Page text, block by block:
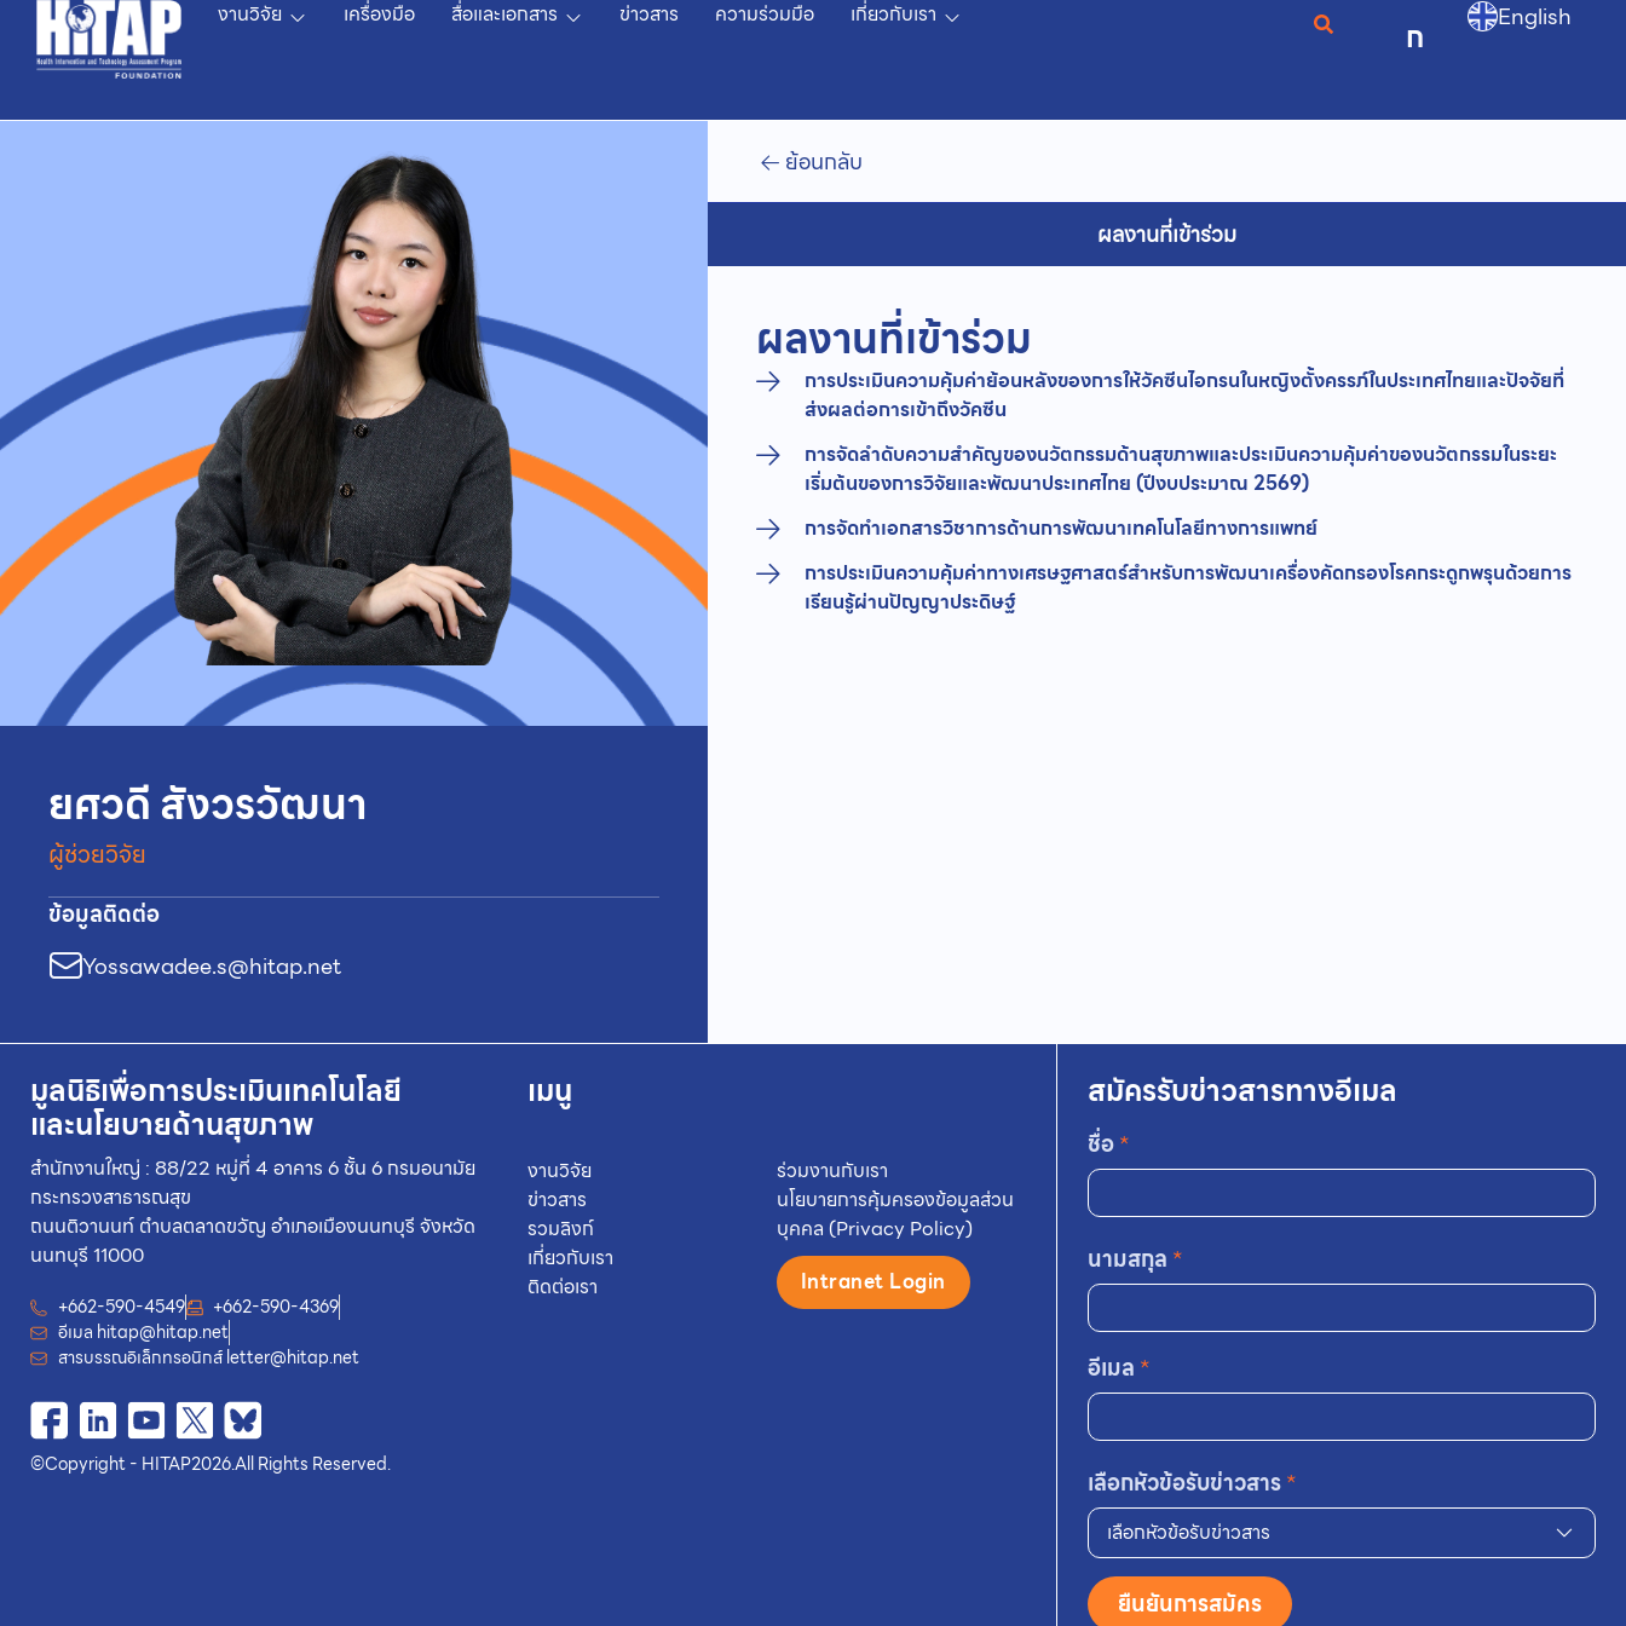
งานวิจัย เครื่องมือ สื่อและเอกสาร ข่าวสาร ความร่วมมือ เกี่ยวกับเรา
ก English
ยศวดี สังวรวัฒนา
ผู้ช่วยวิจัย
ข้อมูลติดต่อ
Yossawadee.s@hitap.net
ย้อนกลับ
ผลงานที่เข้าร่วม
ผลงานที่เข้าร่วม
การประเมินความคุ้มค่าย้อนหลังของการให้วัคซีนไอกรนในหญิงตั้งครรภ์ในประเทศไทยและปัจจัยที่
ส่งผลต่อการเข้าถึงวัคซีน
การจัดลำดับความสำคัญของนวัตกรรมด้านสุขภาพและประเมินความคุ้มค่าของนวัตกรรมในระยะ
เริ่มต้นของการวิจัยและพัฒนาประเทศไทย (ปีงบประมาณ 2569)
การจัดทำเอกสารวิชาการด้านการพัฒนาเทคโนโลยีทางการแพทย์
การประเมินความคุ้มค่าทางเศรษฐศาสตร์สำหรับการพัฒนาเครื่องคัดกรองโรคกระดูกพรุนด้วยการ
เรียนรู้ผ่านปัญญาประดิษฐ์
มูลนิธิเพื่อการประเมินเทคโนโลยี
และนโยบายด้านสุขภาพ
สำนักงานใหญ่ : 88/22 หมู่ที่ 4 อาคาร 6 ชั้น 6 กรมอนามัย
กระทรวงสาธารณสุข
ถนนติวานนท์ ตำบลตลาดขวัญ อำเภอเมืองนนทบุรี จังหวัด
นนทบุรี 11000
+662-590-4549
+662-590-4369
อีเมล hitap@hitap.net
สารบรรณอิเล็กทรอนิกส์letter@hitap.net
©Copyright - HITAP2026.All Rights Reserved.
เมนู
งานวิจัย
ข่าวสาร
รวมลิงก์
เกี่ยวกับเรา
ติดต่อเรา
ร่วมงานกับเรา
นโยบายการคุ้มครองข้อมูลส่วน
บุคคล (Privacy Policy)
Intranet Login
สมัครรับข่าวสารทางอีเมล
ชื่อ*
นามสกุล *
อีเมล *
เลือกหัวข้อรับข่าวสาร*
เลือกหัวข้อรับข่าวสาร
ยืนยันการสมัคร